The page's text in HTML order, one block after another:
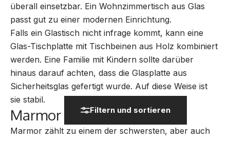
Filtern und sortieren
überall einsetzbar. Ein Wohnzimmertisch aus Glas
passt gut zu einer modernen Einrichtung.
Falls ein Glastisch nicht infrage kommt, kann eine
Glas-Tischplatte mit Tischbeinen aus Holz kombiniert
werden. Eine Familie mit Kindern sollte darüber
hinaus darauf achten, dass die Glasplatte aus
Sicherheitsglas gefertigt wurde. Auf diese Weise ist
sie stabil.
Marmor
Marmor zählt zu einem der schwersten, aber auch